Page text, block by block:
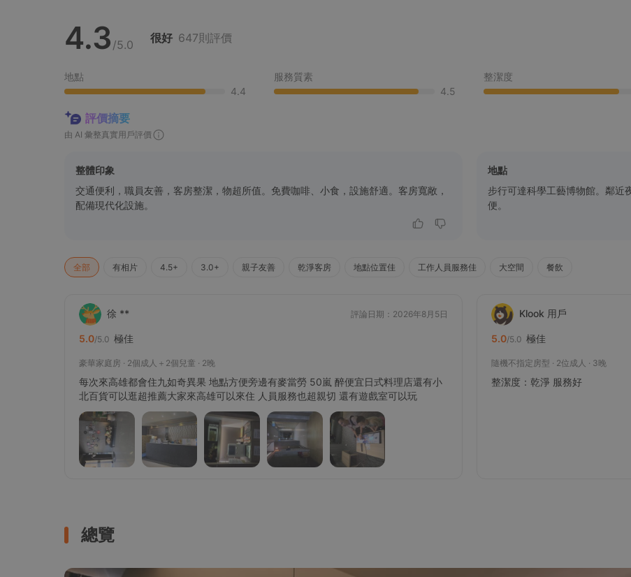
4.3 /5.0 很好 647則評價
地點
4.4
服務質素
4.5
整潔度
評價摘要
由 AI 彙整真實用戶評價
整體印象
交通便利，職員友善，客房整潔，物超所值。免費咖啡、小食，設施舒適。客房寬敞，
配備現代化設施。
地點
步行可達科學工藝博物館。鄰
便。
全部 有相片 4.5+ 3.0+ 親子友善 乾淨客房 地點位置佳 工作人員服務佳 大空間 餐飲
徐 ** 評論日期：2026年8月5日
5.0/5.0 極佳
豪華家庭房 · 2個成人＋2個兒童 · 2晚
每次來高雄都會住九如奇異果 地點方便旁邊有麥當勞 50嵐 醉便宜日式料理店還有小
北百貨可以逛超推薦大家來高雄可以來住 人員服務也超親切 還有遊戲室可以玩
Klook 用戶
5.0/5.0 極佳
隨機不指定房型 · 2位成人 · 3晚
整潔度：乾淨 服務好
總覽